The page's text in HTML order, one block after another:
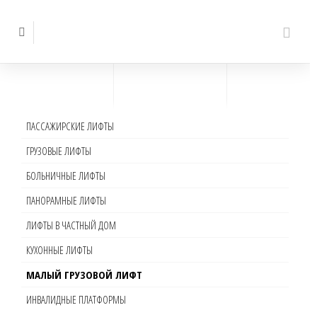
ПАССАЖИРСКИЕ ЛИФТЫ
ГРУЗОВЫЕ ЛИФТЫ
БОЛЬНИЧНЫЕ ЛИФТЫ
ПАНОРАМНЫЕ ЛИФТЫ
ЛИФТЫ В ЧАСТНЫЙ ДОМ
КУХОННЫЕ ЛИФТЫ
МАЛЫЙ ГРУЗОВОЙ ЛИФТ
ИНВАЛИДНЫЕ ПЛАТФОРМЫ